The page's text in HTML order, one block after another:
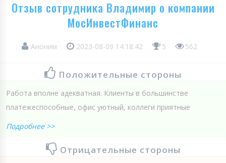
Отзыв сотрудника Владимир о компании
МосИнвестФинанс
Аноним 2023-08-09 14:18:42 5 562
Положительные стороны
Работа вполне адекватная. Клиенты в большинстве
платежеспособные, офис уютный, коллеги приятные
Подробнее >>
Отрицательные стороны